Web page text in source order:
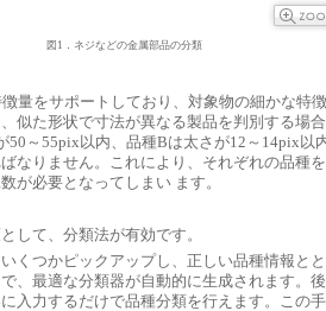
図1．ネジなどの金属部品の分類
量をサポートしており、対象物の細かな特
似た形状で寸法が異なる製品を判別する場
50～55pix以内、品種Bは太さが12～14pix以
なりません。これにより、それぞれの品種
が必要となってしまい ます。
して、分類法が有効です。
くつかピックアップし、正しい品種情報と
、最適な分類器が自動的に生成されます。
入力するだけで品種分類を行えます。この